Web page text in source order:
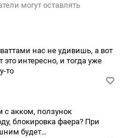
могут оставлять
нас не удивишь, а вот
это интересно, и тогда уже
то
с акком, ползунок
блокировка фаера? При
будет…
Ответить
Ответить